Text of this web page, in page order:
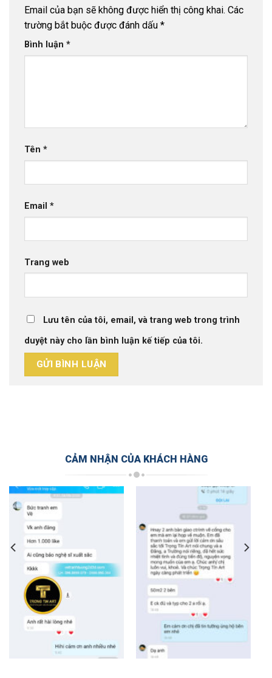
Email của bạn sẽ không được hiển thị công khai. Các
trường bắt buộc được đánh dấu *
Bình luận *
Tên *
Email *
Trang web
Lưu tên của tôi, email, và trang web trong trình
duyệt này cho lần bình luận kế tiếp của tôi.
CẢM NHẬN CỦA KHÁCH HÀNG